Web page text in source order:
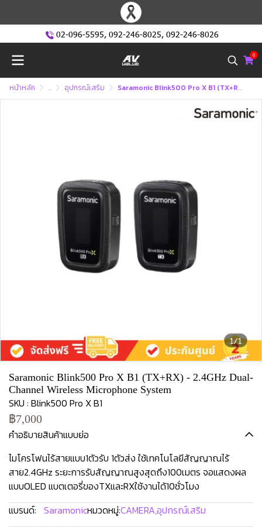
02-096-5595, 092-246-8025, 092-246-8026
0
หน้าหลัก ... อุปกรณ์เสริม Saramonic Blink500 Pro X B1 (TX+RX) - 2.4GHz Dual-Channel Wireless Microphone System
1/1
Saramonic Blink500 Pro X B1 (TX+RX) - 2.4GHz Dual-
Channel Wireless Microphone System
SKU : Blink500 Pro X B1
฿7,000
คำอธิบายสินค้าแบบย่อ
ไมโครโฟนไร้สายแบบ1ตัวรับ 1ตัวส่ง ใช้เทคโนโลยีสัญญาณไร้
สาย2.4GHz ระยะการรับสัญญาณสูงสุดถึง100เมตร จอแสดงผล
แบบOLED แบตเตอรี่ของTXและRXใช้งานได้10ชั่วโมง
แบรนด์: Saramonicหมวดหมู่:CAMERA,อุปกรณ์เสริม